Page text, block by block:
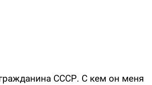
СССР. С кем он меня